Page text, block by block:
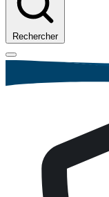
Rechercher